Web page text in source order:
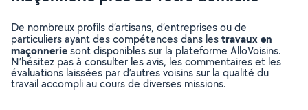
De nombreux profils d’artisans, d’entreprises ou de
particuliers ayant des compétences dans lestravaux en
maçonneriesont disponibles sur la plateforme AlloVoisins.
N’hésitez pas à consulter les avis, les commentaires et les
évaluations laissées par d’autres voisins sur la qualité du
travail accompli au cours de diverses missions.